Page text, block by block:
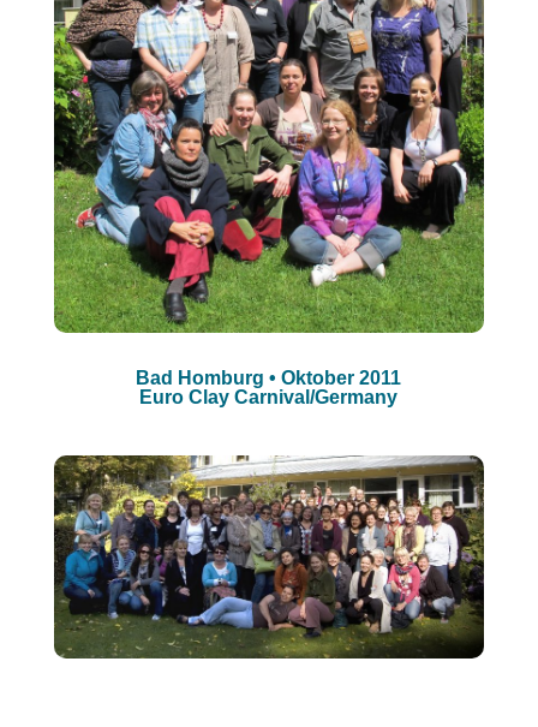
Bad Homburg • Oktober 2011
Euro Clay Carnival/Germany